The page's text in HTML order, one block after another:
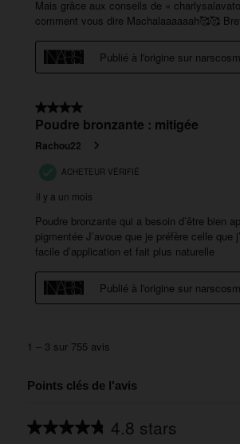
Points clés de l'avis
4.8 stars
Average